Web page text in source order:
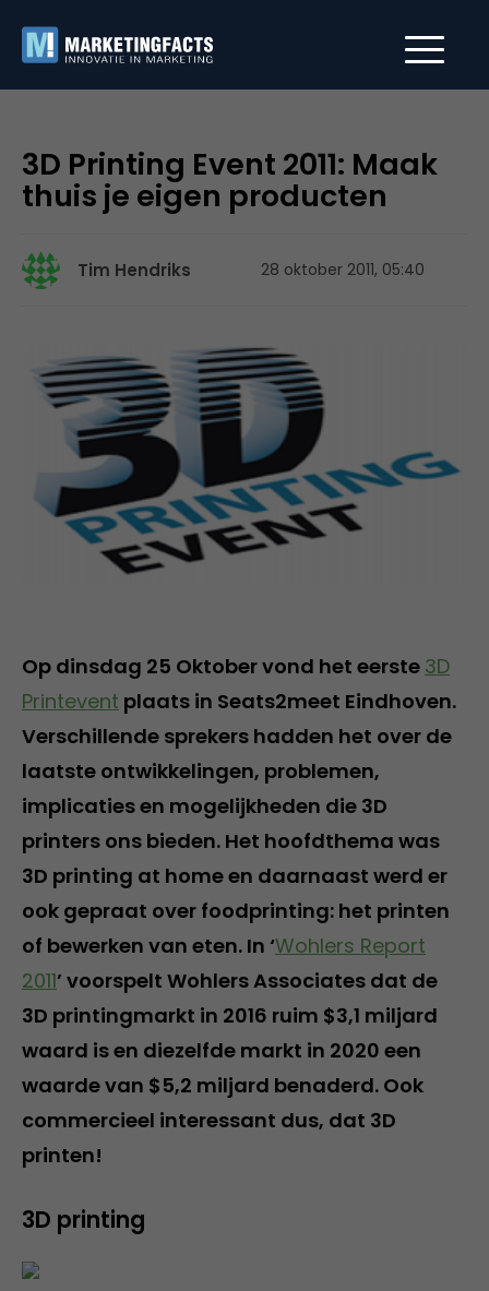
3D Printing Event 2011: Maak
thuis je eigen producten
Tim Hendriks 28 oktober 2011, 05:40
Op dinsdag 25 Oktober vond het eerste 3D
Printevent plaats in Seats2meet Eindhoven.
Verschillende sprekers hadden het over de
laatste ontwikkelingen, problemen,
implicaties en mogelijkheden die 3D
printers ons bieden. Het hoofdthema was
3D printing at home en daarnaast werd er
ook gepraat over foodprinting: het printen
of bewerken van eten. In ‘Wohlers Report
2011’ voorspelt Wohlers Associates dat de
3D printingmarkt in 2016 ruim $3,1 miljard
waard is en diezelfde markt in 2020 een
waarde van $5,2 miljard benaderd. Ook
commercieel interessant dus, dat 3D
printen!
3D printing